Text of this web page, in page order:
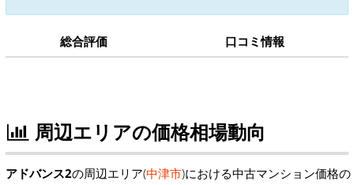
総合評価 口コミ情報
周辺エリアの価格相場動向
アドバンス2の周辺エリア(中津市)における中古マンション価格の